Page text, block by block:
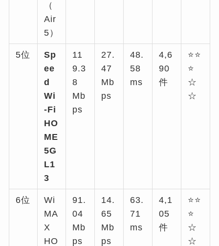
（
Air
5）
5位
Sp
ee
d
Wi
-Fi
HO
ME
5G
L1
3
11
9.3
8
Mb
ps
27.
47
Mb
ps
48.
58
ms
4,6
90
件
⭐⭐
⭐
☆
☆
6位
Wi
MA
X
HO
91.
04
Mb
ps
14.
65
Mb
ps
63.
71
ms
4,1
05
件
⭐⭐
⭐
☆
☆